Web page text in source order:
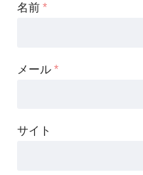
名前 *
メール *
サイト